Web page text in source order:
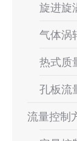
旋进旋
气体涡
热式质
孔板流
流量控制